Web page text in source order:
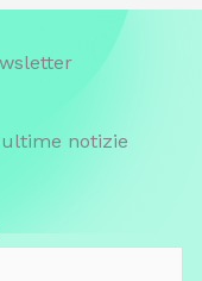
notizie